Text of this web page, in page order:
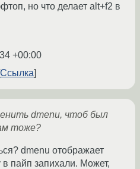
но что делает alt+f2 в
+00:00
Ссылка
dmenu, чтоб был
тоже?
dmenu отображает
в пайп запихали. Может,